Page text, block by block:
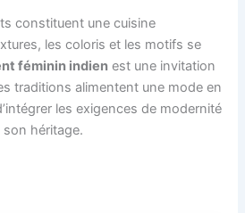
constituent une cuisine
les coloris et les motifs se
féminin indien est une invitation
traditions alimentent une mode en
les exigences de modernité
héritage.